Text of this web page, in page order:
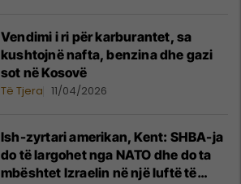
Vendimi i ri për karburantet, sa
kushtojnë nafta, benzina dhe gazi
sot në Kosovë
Të Tjera 11/04/2026
Ish-zyrtari amerikan, Kent: SHBA-ja
do të largohet nga NATO dhe do ta
mbështet Izraelin në një luftë të